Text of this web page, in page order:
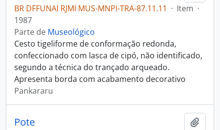
BR DFFUNAI RJMI MUS-MNPI-TRA-87.11.11 · Item ·
1987
Parte de Museológico
Cesto tigeliforme de conformação redonda,
confeccionado com lasca de cipó, não identificado,
segundo a técnica do trançado arqueado.
Apresenta borda com acabamento decorativo
Pankararu
Pote